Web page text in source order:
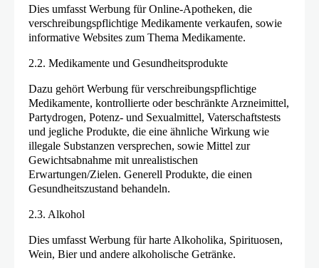
Dies umfasst Werbung für Online-Apotheken, die
verschreibungspflichtige Medikamente verkaufen, sowie
informative Websites zum Thema Medikamente.
2.2. Medikamente und Gesundheitsprodukte
Dazu gehört Werbung für verschreibungspflichtige
Medikamente, kontrollierte oder beschränkte Arzneimittel,
Partydrogen, Potenz- und Sexualmittel, Vaterschaftstests
und jegliche Produkte, die eine ähnliche Wirkung wie
illegale Substanzen versprechen, sowie Mittel zur
Gewichtsabnahme mit unrealistischen
Erwartungen/Zielen. Generell Produkte, die einen
Gesundheitszustand behandeln.
2.3. Alkohol
Dies umfasst Werbung für harte Alkoholika, Spirituosen,
Wein, Bier und andere alkoholische Getränke.